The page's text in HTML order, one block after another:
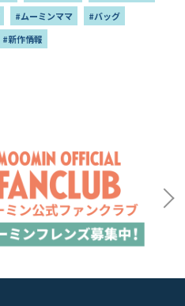
#ムーミンママ
#バッグ
#新作情報